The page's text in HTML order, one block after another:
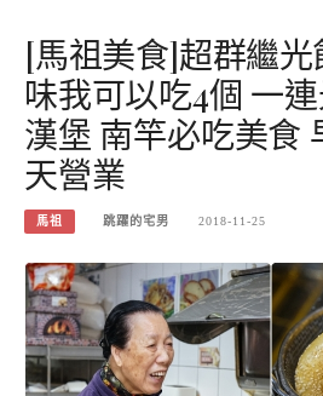
[馬祖美食]超群繼
味我可以吃4個 一
漢堡 南竿必吃美食
天營業
馬祖 跳躍的宅男 2018-11-25